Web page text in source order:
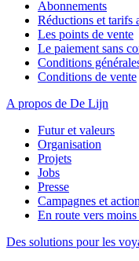
Abonnements
Réductions et tarifs
Les points de vente
Le paiement sans
Conditions
Conditions de vente
A propos de De Lijn
Futur et valeurs
Organisation
Projets
Jobs
Presse
Campagnes et
En route vers moins
Des solutions pour les